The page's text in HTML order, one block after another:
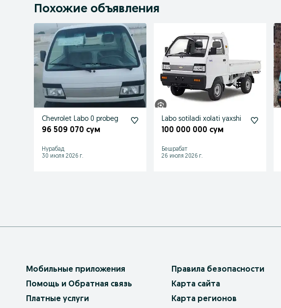
Похожие объявления
Chevrolet Labo 0 probeg
96 509 070 сум
Нурабад
30 июля 2026 г.
Labo sotiladi xolati yaxshi
100 000 000 сум
Бешрабат
26 июля 2026 г.
Мобильные приложения
Помощь и Обратная связь
Платные услуги
Правила безопасности
Карта сайта
Карта регионов